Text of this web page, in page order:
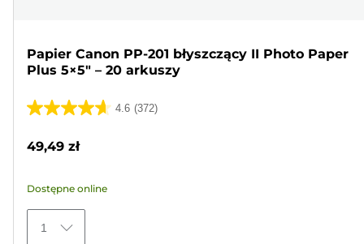
Papier Canon PP-201 błyszczący II Photo Paper
Plus 5×5" – 20 arkuszy
4.6 (372)
4.6
5
372
Recenzji
49,49 zł
Dostępne online
1